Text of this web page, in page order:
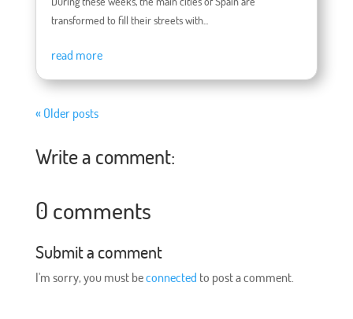
transformed to fill their streets with...
read more
« Older posts
Write a comment:
0 comments
Submit a comment
I'm sorry, you must beconnected to post a comment.